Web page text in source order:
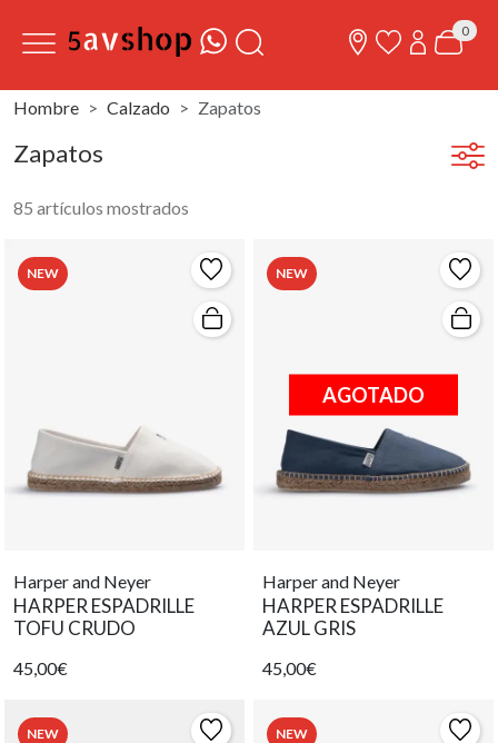
0
Hombre Calzado Zapatos
Zapatos
85 artículos mostrados
NEW
Harper and Neyer
HARPER ESPADRILLE
TOFU CRUDO
45,00€
NEW
AGOTADO
Harper and Neyer
HARPER ESPADRILLE
AZUL GRIS
45,00€
NEW NEW